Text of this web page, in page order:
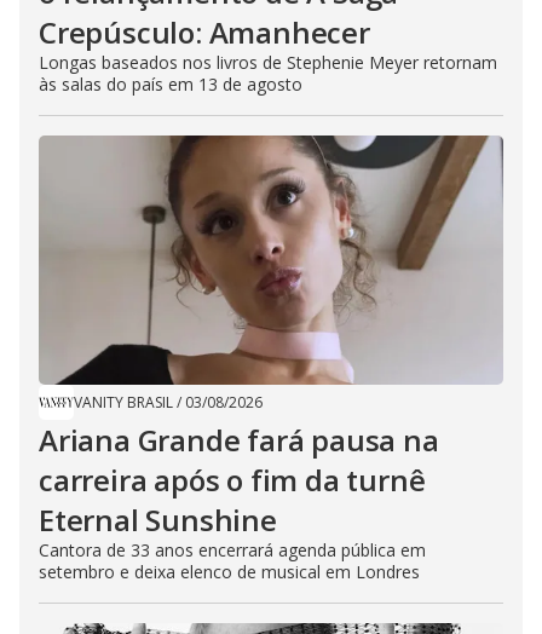
Crepúsculo: Amanhecer
Longas baseados nos livros de Stephenie Meyer retornam
às salas do país em 13 de agosto
VANITY BRASIL/ 03/08/2026
Ariana Grande fará pausa na
carreira após o fim da turnê
Eternal Sunshine
Cantora de 33 anos encerrará agenda pública em
setembro e deixa elenco de musical em Londres